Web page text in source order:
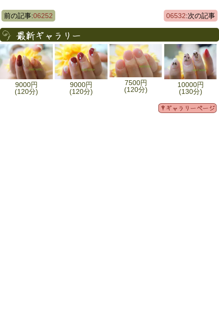
前の記事:06252 06532:次の記事
9000円
(120分)
9000円
(120分)
7500円
(120分)
10000円
(130分)